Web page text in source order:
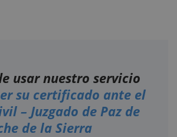
usar nuestro servicio
su certificado ante el
– Juzgado de Paz de
de la Sierra